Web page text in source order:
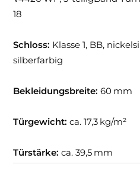
18
Schloss: Klasse 1, BB,
silberfarbig
Bekleidungsbreite: 60 mm
Türgewicht:ca. 17,3 kg/m²
Türstärke:ca. 39,5 mm